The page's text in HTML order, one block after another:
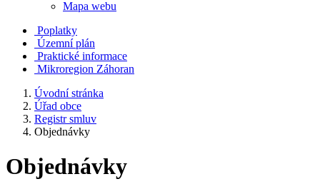
Mapa webu
Poplatky
Územní plán
Praktické informace
Mikroregion Záhoran
Úvodní stránka
Úřad obce
Registr smluv
Objednávky
Objednávky